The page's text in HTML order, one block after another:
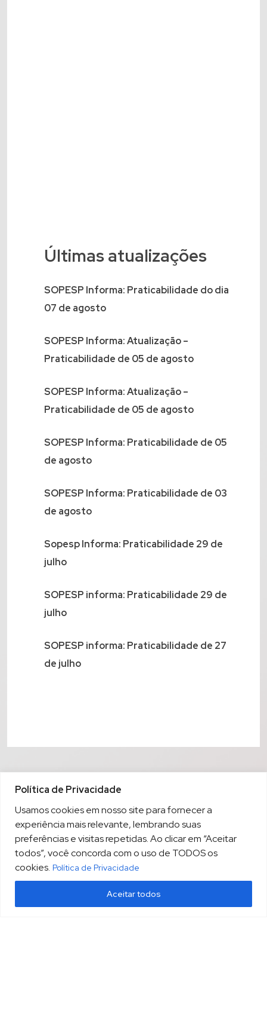
Política de Privacidade
Usamos cookies em nosso site para fornecer a
experiência mais relevante, lembrando suas
preferências e visitas repetidas. Ao clicar em “Aceitar
todos”, você concorda com o uso de TODOS os
cookies. Política de Privacidade
Aceitar todos
Últimas atualizações
SOPESP Informa: Praticabilidade do dia
07 de agosto
SOPESP Informa: Atualização –
Praticabilidade de 05 de agosto
SOPESP Informa: Atualização –
Praticabilidade de 05 de agosto
SOPESP Informa: Praticabilidade de 05
de agosto
SOPESP Informa: Praticabilidade de 03
de agosto
Sopesp Informa: Praticabilidade 29 de
julho
SOPESP informa: Praticabilidade 29 de
julho
SOPESP informa: Praticabilidade de 27
de julho